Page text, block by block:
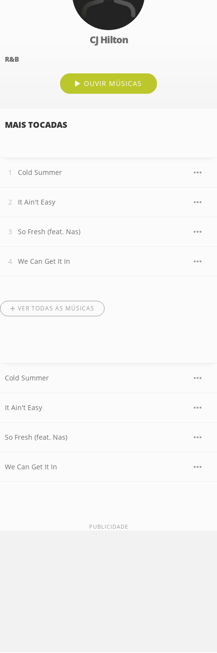
CJ Hilton
R&B
OUVIR MÚSICAS
MAIS TOCADAS
Cold Summer
It Ain't Easy
So Fresh (feat. Nas)
We Can Get It In
VER TODAS AS MÚSICAS
Cold Summer
It Ain't Easy
So Fresh (feat. Nas)
We Can Get It In